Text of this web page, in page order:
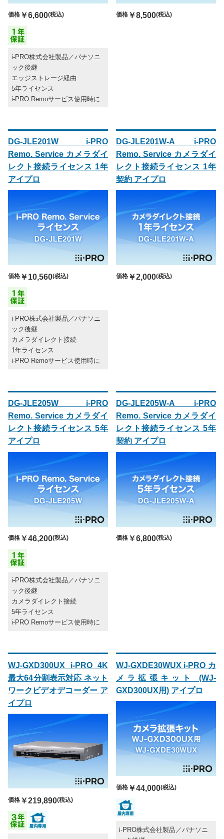
価格 ￥6,600(税込)
i-PRO株式会社製品／パナソニ
ック後継
エッジストレージ経由
5年ライセンス
i-PRO Remoサービス使用時に
価格￥8,500(税込)
DG-JLE201W i-PRO
Remo. Service カメラダイ
レクト接続ライセンス 1年
アイプロ
価格 ￥10,560(税込)
i-PRO株式会社製品／パナソニ
ック後継
カメラダイレクト接続
1年ライセンス
i-PRO Remoサービス使用時に
DG-JLE201W-A i-PRO
Remo. Service カメラダイ
レクト接続ライセンス 1年
契約 アイプロ
価格￥2,000(税込)
DG-JLE205W i-PRO
Remo. Service カメラダイ
レクト接続ライセンス 5年
アイプロ
価格 ￥46,200(税込)
i-PRO株式会社製品／パナソニ
ック後継
カメラダイレクト接続
5年ライセンス
i-PRO Remoサービス使用時に
DG-JLE205W-A i-PRO
Remo. Service カメラダイ
レクト接続ライセンス 5年
契約 アイプロ
価格￥6,800(税込)
WJ-GXD300UX i-PRO 4K
最大64分割表示対応 ネット
ワークビデオデコーダー ア
イプロ
価格 ￥219,890(税込)
WJ-GXDE30WUX i-PRO カ
メラ拡張キット (WJ-
GXD300UX用) アイプロ
価格￥44,000(税込)
i-PRO株式会社製品／パナソニ